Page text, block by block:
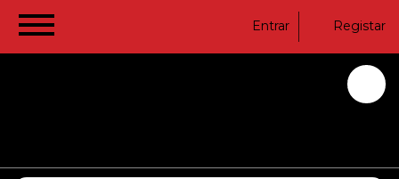
Entrar Registar